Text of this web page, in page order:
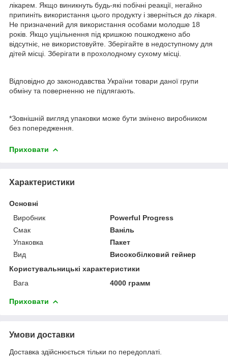
лікарем. Якщо виникнуть будь-які побічні реакції, негайно
припиніть використання цього продукту і зверніться до лікаря.
Не призначений для використання особами молодше 18
років. Якщо ущільнення під кришкою пошкоджено або
відсутніє, не використовуйте. Зберігайте в недоступному для
дітей місці. Зберігати в прохолодному сухому місці.
Відповідно до законодавства України товари даної групи
обміну та поверненню не підлягають.
*Зовнішній вигляд упаковки може бути змінено виробником
без попередження.
Приховати
Характеристики
Основні
Виробник
Powerful Progress
Смак
Ваніль
Упаковка
Пакет
Вид
Високобілковий гейнер
Користувальницькі характеристики
Вага
4000 грамм
Приховати
Умови доставки
Доставка здійснюється тільки по передоплаті.